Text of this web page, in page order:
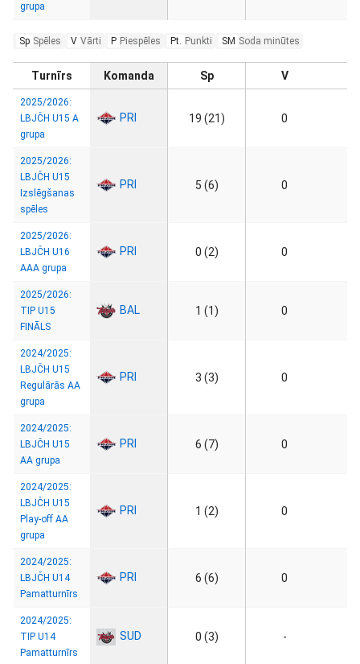
grupa
Sp Spēles V Vārti P Piespēles Pt. Punkti SM Soda minūtes
Turnīrs Komanda Sp V
2025/2026:
LBJČH U15 A
grupa
PRI 19 (21) 0
2025/2026:
LBJČH U15
Izslēgšanas
spēles
PRI 5 (6) 0
2025/2026:
LBJČH U16
AAA grupa
PRI 0 (2) 0
2025/2026:
TIP U15
FINĀLS
BAL 1 (1) 0
2024/2025:
LBJČH U15
Regulārās AA
grupa
PRI 3 (3) 0
2024/2025:
LBJČH U15
AA grupa
PRI 6 (7) 0
2024/2025:
LBJČH U15
Play-off AA
grupa
PRI 1 (2) 0
2024/2025:
LBJČH U14
Pamatturnīrs
PRI 6 (6) 0
2024/2025:
TIP U14
Pamatturnīrs
SUD 0 (3) -